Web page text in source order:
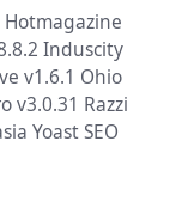
Hotmagazine
Induscity
v1.6.1 Ohio
v3.0.31 Razzi
Yoast SEO